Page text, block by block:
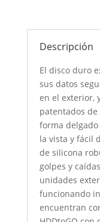
Descripción
El disco duro
sus datos
en el exterior,
patentados
forma
la vista y fácil
de silicona
golpes y
unidades
funcionando
encuentran